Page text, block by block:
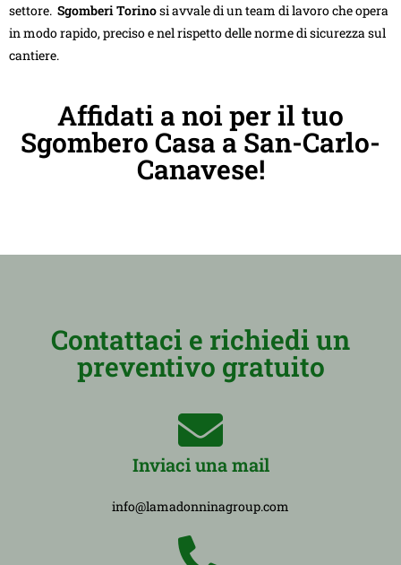
settore. Sgomberi Torinosi avvale di un team di lavoro che opera
in modo rapido, preciso e nel rispetto delle norme di sicurezza sul
cantiere.
Affidati a noi per il tuo
Sgombero Casa a San-Carlo-
Canavese!
Contattaci e richiedi un
preventivo gratuito
Inviaci una mail
info@lamadonninagroup.com